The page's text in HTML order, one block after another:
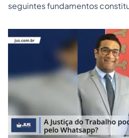
seguintes fundamentos